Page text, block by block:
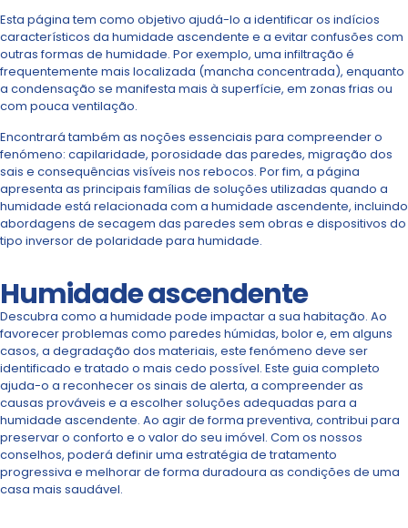
Esta página tem como objetivo ajudá-lo a identificar os indícios
característicos da humidade ascendente e a evitar confusões com
outras formas de humidade. Por exemplo, uma infiltração é
frequentemente mais localizada (mancha concentrada), enquanto
a condensação se manifesta mais à superfície, em zonas frias ou
com pouca ventilação.
Encontrará também as noções essenciais para compreender o
fenómeno: capilaridade, porosidade das paredes, migração dos
sais e consequências visíveis nos rebocos. Por fim, a página
apresenta as principais famílias de soluções utilizadas quando a
humidade está relacionada com a humidade ascendente, incluindo
abordagens de secagem das paredes sem obras e dispositivos do
tipo inversor de polaridade para humidade.
Humidade ascendente
Descubra como a humidade pode impactar a sua habitação. Ao
favorecer problemas como paredes húmidas, bolor e, em alguns
casos, a degradação dos materiais, este fenómeno deve ser
identificado e tratado o mais cedo possível. Este guia completo
ajuda-o a reconhecer os sinais de alerta, a compreender as
causas prováveis e a escolher soluções adequadas para a
humidade ascendente. Ao agir de forma preventiva, contribui para
preservar o conforto e o valor do seu imóvel. Com os nossos
conselhos, poderá definir uma estratégia de tratamento
progressiva e melhorar de forma duradoura as condições de uma
casa mais saudável.